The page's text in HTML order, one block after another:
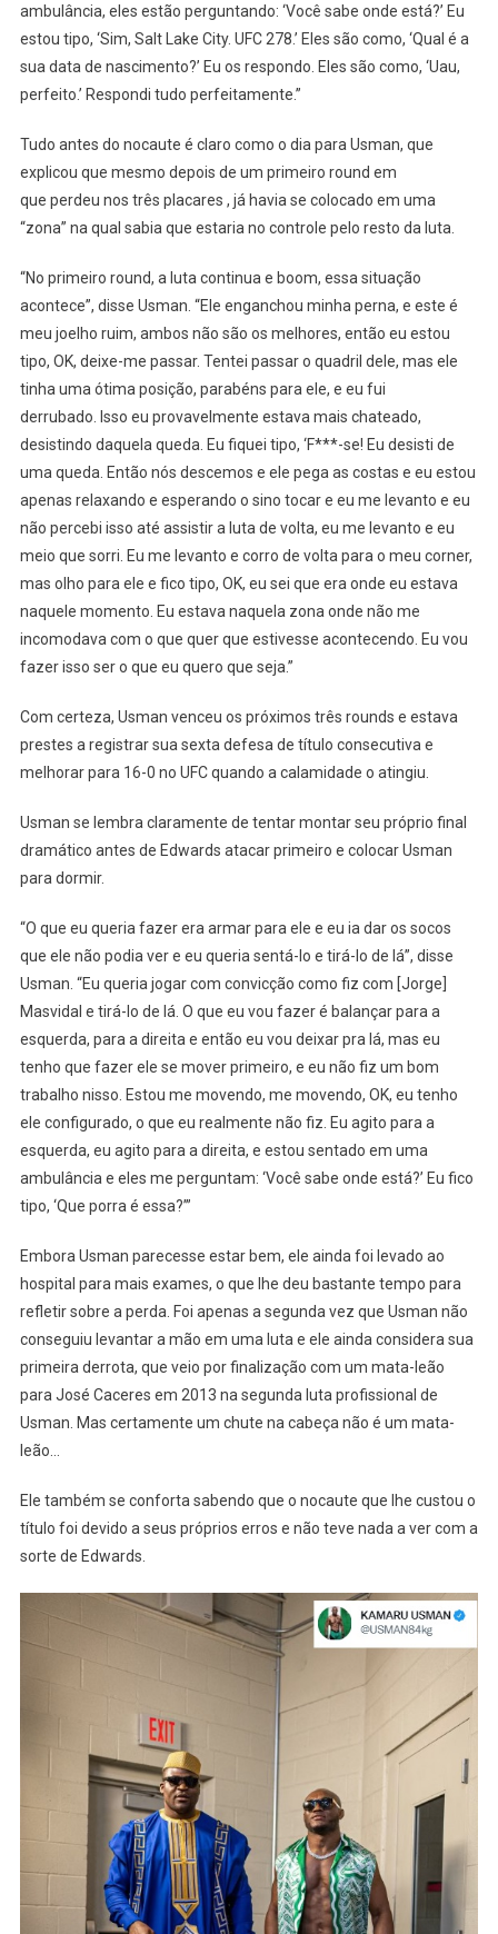
ambulância, eles estão perguntando: ‘Você sabe onde está?’ Eu
estou tipo, ‘Sim, Salt Lake City. UFC 278.’ Eles são como, ‘Qual é a
sua data de nascimento?’ Eu os respondo. Eles são como, ‘Uau,
perfeito.’ Respondi tudo perfeitamente.”
Tudo antes do nocaute é claro como o dia para Usman, que
explicou que mesmo depois de um primeiro round em
que perdeu nos três placares , já havia se colocado em uma
“zona” na qual sabia que estaria no controle pelo resto da luta.
“No primeiro round, a luta continua e boom, essa situação
acontece”, disse Usman. “Ele enganchou minha perna, e este é
meu joelho ruim, ambos não são os melhores, então eu estou
tipo, OK, deixe-me passar. Tentei passar o quadril dele, mas ele
tinha uma ótima posição, parabéns para ele, e eu fui
derrubado. Isso eu provavelmente estava mais chateado,
desistindo daquela queda. Eu fiquei tipo, ‘F***-se! Eu desisti de
uma queda. Então nós descemos e ele pega as costas e eu estou
apenas relaxando e esperando o sino tocar e eu me levanto e eu
não percebi isso até assistir a luta de volta, eu me levanto e eu
meio que sorri. Eu me levanto e corro de volta para o meu corner,
mas olho para ele e fico tipo, OK, eu sei que era onde eu estava
naquele momento. Eu estava naquela zona onde não me
incomodava com o que quer que estivesse acontecendo. Eu vou
fazer isso ser o que eu quero que seja.”
Com certeza, Usman venceu os próximos três rounds e estava
prestes a registrar sua sexta defesa de título consecutiva e
melhorar para 16-0 no UFC quando a calamidade o atingiu.
Usman se lembra claramente de tentar montar seu próprio final
dramático antes de Edwards atacar primeiro e colocar Usman
para dormir.
“O que eu queria fazer era armar para ele e eu ia dar os socos
que ele não podia ver e eu queria sentá-lo e tirá-lo de lá”, disse
Usman. “Eu queria jogar com convicção como fiz com [Jorge]
Masvidal e tirá-lo de lá. O que eu vou fazer é balançar para a
esquerda, para a direita e então eu vou deixar pra lá, mas eu
tenho que fazer ele se mover primeiro, e eu não fiz um bom
trabalho nisso. Estou me movendo, me movendo, OK, eu tenho
ele configurado, o que eu realmente não fiz. Eu agito para a
esquerda, eu agito para a direita, e estou sentado em uma
ambulância e eles me perguntam: ‘Você sabe onde está?’ Eu fico
tipo, ‘Que porra é essa?’”
Embora Usman parecesse estar bem, ele ainda foi levado ao
hospital para mais exames, o que lhe deu bastante tempo para
refletir sobre a perda. Foi apenas a segunda vez que Usman não
conseguiu levantar a mão em uma luta e ele ainda considera sua
primeira derrota, que veio por finalização com um mata-leão
para José Caceres em 2013 na segunda luta profissional de
Usman. Mas certamente um chute na cabeça não é um mata-
leão…
Ele também se conforta sabendo que o nocaute que lhe custou o
título foi devido a seus próprios erros e não teve nada a ver com a
sorte de Edwards.